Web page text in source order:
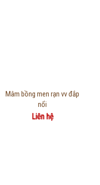
Thông tin chi tiết
Mâm bồng men rạn vv đắp
nổi
Liên hệ